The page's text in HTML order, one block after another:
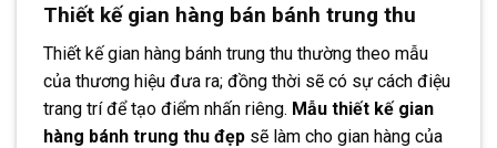
Thiết kế gian hàng bán bánh trung thu
Thiết kế gian hàng bánh trung thu thường theo mẫu
của thương hiệu đưa ra; đồng thời sẽ có sự cách điệu
trang trí để tạo điểm nhấn riêng. Mẫu thiết kế gian
hàng bánh trung thu đẹp sẽ làm cho gian hàng của